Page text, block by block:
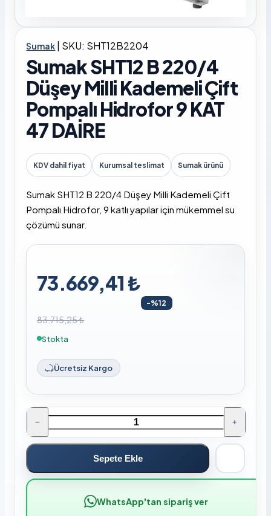
Sumak | SKU: SHT12B2204
Sumak SHT12 B 220/4
Düşey Milli Kademeli Çift
Pompalı Hidrofor 9 KAT
47 DAİRE
KDV dahil fiyat Kurumsal teslimat Sumak ürünü
Sumak SHT12 B 220/4 Düşey Milli Kademeli Çift
Pompalı Hidrofor, 9 katlı yapılar için mükemmel su
çözümü sunar.
73.669,41 ₺
-%12
83.715,25 ₺
Stokta
Ücretsiz Kargo
− +
Sepete Ekle
WhatsApp'tan sipariş ver